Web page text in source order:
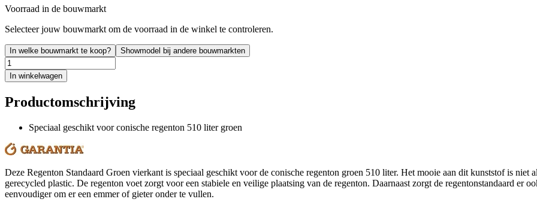
Voorraad in de bouwmarkt
Selecteer jouw bouwmarkt om de voorraad in de winkel te controleren.
In welke bouwmarkt te koop? Showmodel bij andere bouwmarkten
In winkelwagen
Productomschrijving
Speciaal geschikt voor conische regenton 510 liter groen
Deze Regenton Standaard Groen vierkant is speciaal geschikt voor de conische regenton groen 510 liter. Het mooie aan dit kunststof is niet
gerecycled plastic. De regenton voet zorgt voor een stabiele en veilige plaatsing van de regenton. Daarnaast zorgt de regentonstandaard er
eenvoudiger om er een emmer of gieter onder te vullen.